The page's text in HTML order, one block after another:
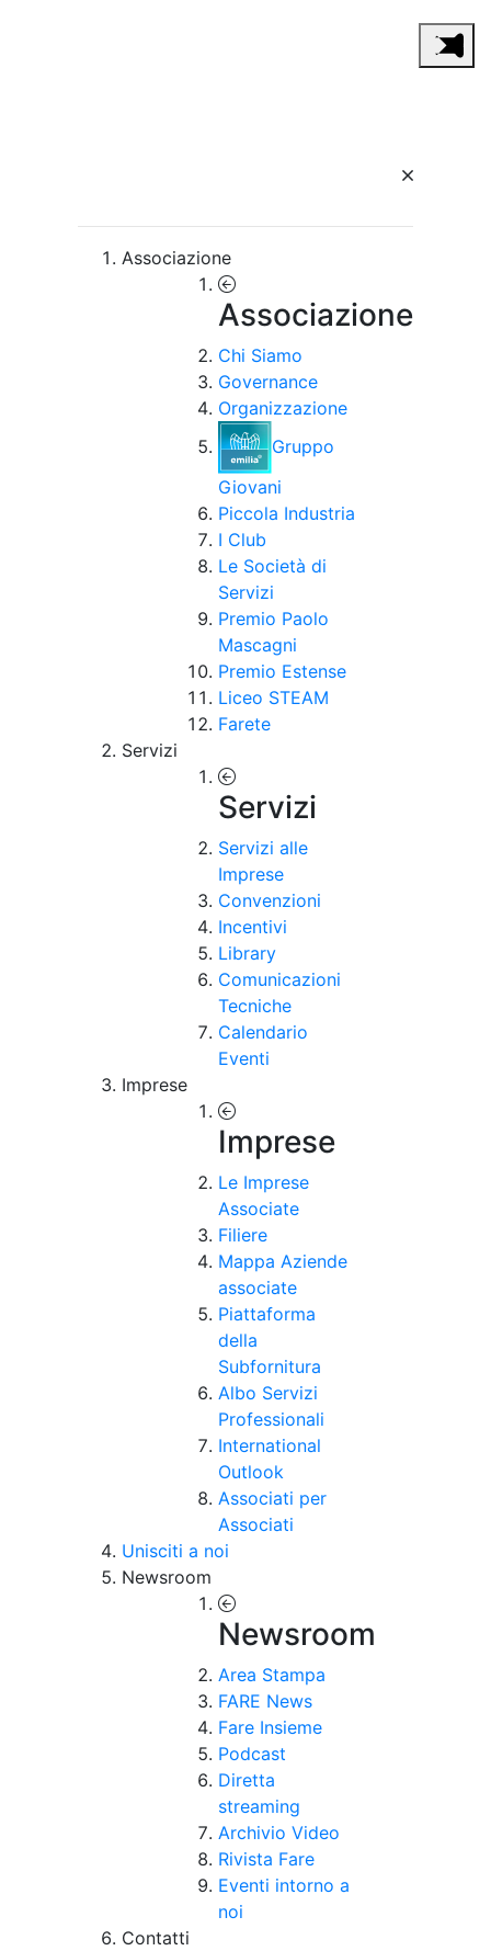
Associazione
Associazione
Chi Siamo
Governance
Organizzazione
Gruppo
Giovani
Piccola Industria
I Club
Le Società di
Servizi
Premio Paolo
Mascagni
Premio Estense
Liceo STEAM
Farete
Servizi
Servizi
Servizi alle
Imprese
Convenzioni
Incentivi
Library
Comunicazioni
Tecniche
Calendario
Eventi
Imprese
Imprese
Le Imprese
Associate
Filiere
Mappa Aziende
associate
Piattaforma
della
Subfornitura
Albo Servizi
Professionali
International
Outlook
Associati per
Associati
Unisciti a noi
Newsroom
Newsroom
Area Stampa
FARE News
Fare Insieme
Podcast
Diretta
streaming
Archivio Video
Rivista Fare
Eventi intorno a
noi
Contatti